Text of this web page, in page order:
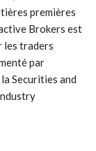
premières
Brokers est
les traders
par
Securities and